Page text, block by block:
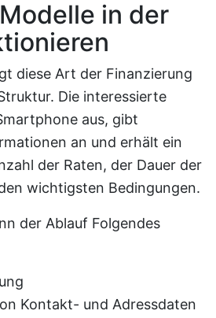
in der
diese Art der Finanzierung
Die interessierte
aus, gibt
an und erhält ein
der Raten, der Dauer der
wichtigsten Bedingungen.
der Ablauf Folgendes
Kontakt- und Adressdaten